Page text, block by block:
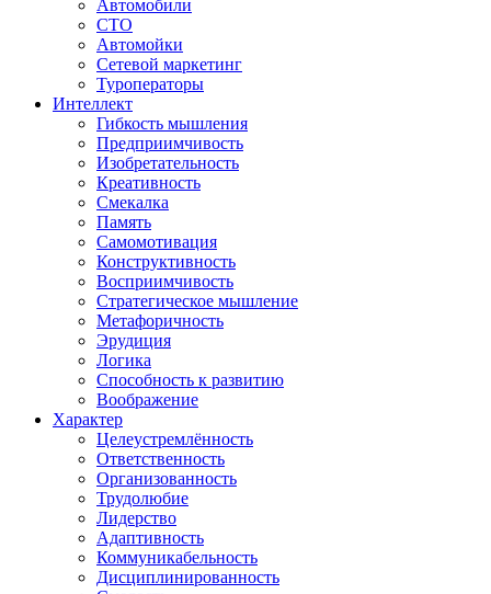
Автомобили
СТО
Автомойки
Сетевой маркетинг
Туроператоры
Интеллект
Гибкость мышления
Предприимчивость
Изобретательность
Креативность
Смекалка
Память
Самомотивация
Конструктивность
Восприимчивость
Стратегическое мышление
Метафоричность
Эрудиция
Логика
Способность к развитию
Воображение
Характер
Целеустремлённость
Ответственность
Организованность
Трудолюбие
Лидерство
Адаптивность
Коммуникабельность
Дисциплинированность